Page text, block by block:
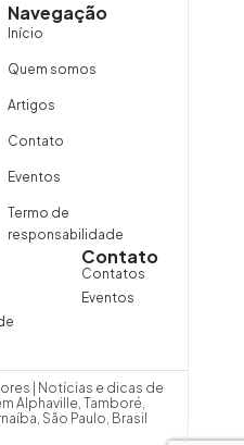
Navegação
Início
Quem somos
Artigos
Contato
Eventos
Termo de
responsabilidade
Contato
Contatos
Eventos
| Notícias e dicas de
Alphaville, Tamboré,
São Paulo, Brasil